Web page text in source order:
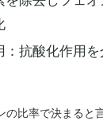
抗酸化作用を
比率で決まると